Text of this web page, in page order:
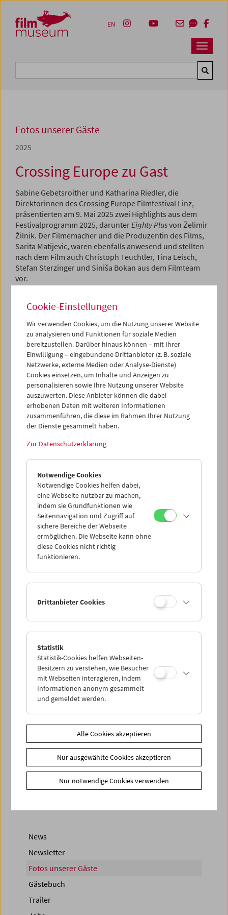
Zum Inhalt
Zum Hauptmenü
Zur Servicenavigation
Zum Suche
Navbar
EN
Fotos unserer Gäste
2025
Crossing Europe zu Gast
Sabine Gebetsroither und Katharina Riedler, die
Direktorinnen des Crossing Europe Filmfestival Linz,
präsentierten am 9. Mai 2025 zwei Highlights aus dem
Festivalprogramm 2025, darunterEighty Plusvon Želimir
Žilnik. Der Filmemacher und die Produzentin des Films,
Sarita Matijevic, waren ebenfalls anwesend und stellten
nach dem Film auch Christoph Teuchtler, Tina Leisch,
Stefan Sterzinger und Siniša Bokan aus dem Filmteam
vor.
< zurück zur Übersicht
Share on
News
Newsletter
Fotos unserer Gäste
Gästebuch
Trailer
Cookie-Einstellungen
Wir verwenden Cookies, um die Nutzung unserer Website
zu analysieren und Funktionen für soziale Medien
bereitzustellen. Darüber hinaus können – mit Ihrer
Einwilligung – eingebundene Drittanbieter (z. B. soziale
Netzwerke, externe Medien oder Analyse-Dienste)
Cookies einsetzen, um Inhalte und Anzeigen zu
personalisieren sowie Ihre Nutzung unserer Website
auszuwerten. Diese Anbieter können die dabei
erhobenen Daten mit weiteren Informationen
zusammenführen, die diese im Rahmen Ihrer Nutzung
der Dienste gesammelt haben.
Zur Datenschutzerklärung
Notwendige Cookies
Notwendige Cookies helfen dabei,
eine Webseite nutzbar zu machen,
indem sie Grundfunktionen wie
Seitennavigation und Zugriff auf
sichere Bereiche der Webseite
ermöglichen. Die Webseite kann ohne
diese Cookies nicht richtig
funktionieren.
Drittanbieter Cookies
Statistik
Statistik-Cookies helfen Webseiten-
Besitzern zu verstehen, wie Besucher
mit Webseiten interagieren, indem
Informationen anonym gesammelt
und gemeldet werden.
Alle Cookies akzeptieren
Nur ausgewählte Cookies akzeptieren
Nur notwendige Cookies verwenden